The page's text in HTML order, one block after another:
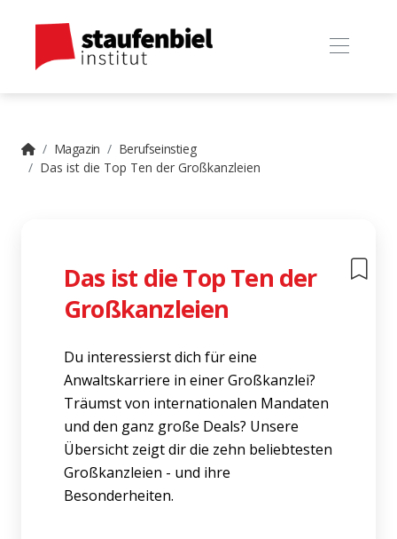
Magazin
Berufseinstieg
Das ist die Top Ten der Großkanzleien
Das ist die Top Ten der
Großkanzleien
Du interessierst dich für eine
Anwaltskarriere in einer Großkanzlei?
Träumst von internationalen Mandaten
und den ganz große Deals? Unsere
Übersicht zeigt dir die zehn beliebtesten
Großkanzleien - und ihre
Besonderheiten.